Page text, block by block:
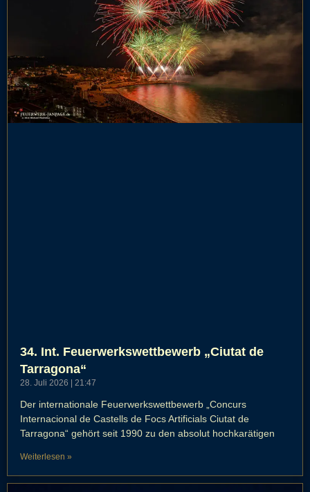
34. Int. Feuerwerkswettbewerb „Ciutat de
Tarragona“
28. Juli 2026 21:47
Der internationale Feuerwerkswettbewerb „Concurs
Internacional de Castells de Focs Artificials Ciutat de
Tarragona“ gehört seit 1990 zu den absolut hochkarätigen
Weiterlesen »